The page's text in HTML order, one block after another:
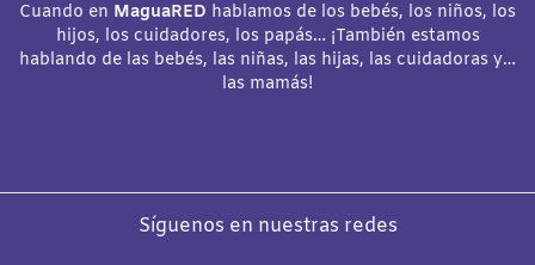
Cuando en MaguaRED hablamos de los bebés, los niños, los
hijos, los cuidadores, los papás… ¡También estamos
hablando de las bebés, las niñas, las hijas, las cuidadoras y…
las mamás!
Síguenos en nuestras redes